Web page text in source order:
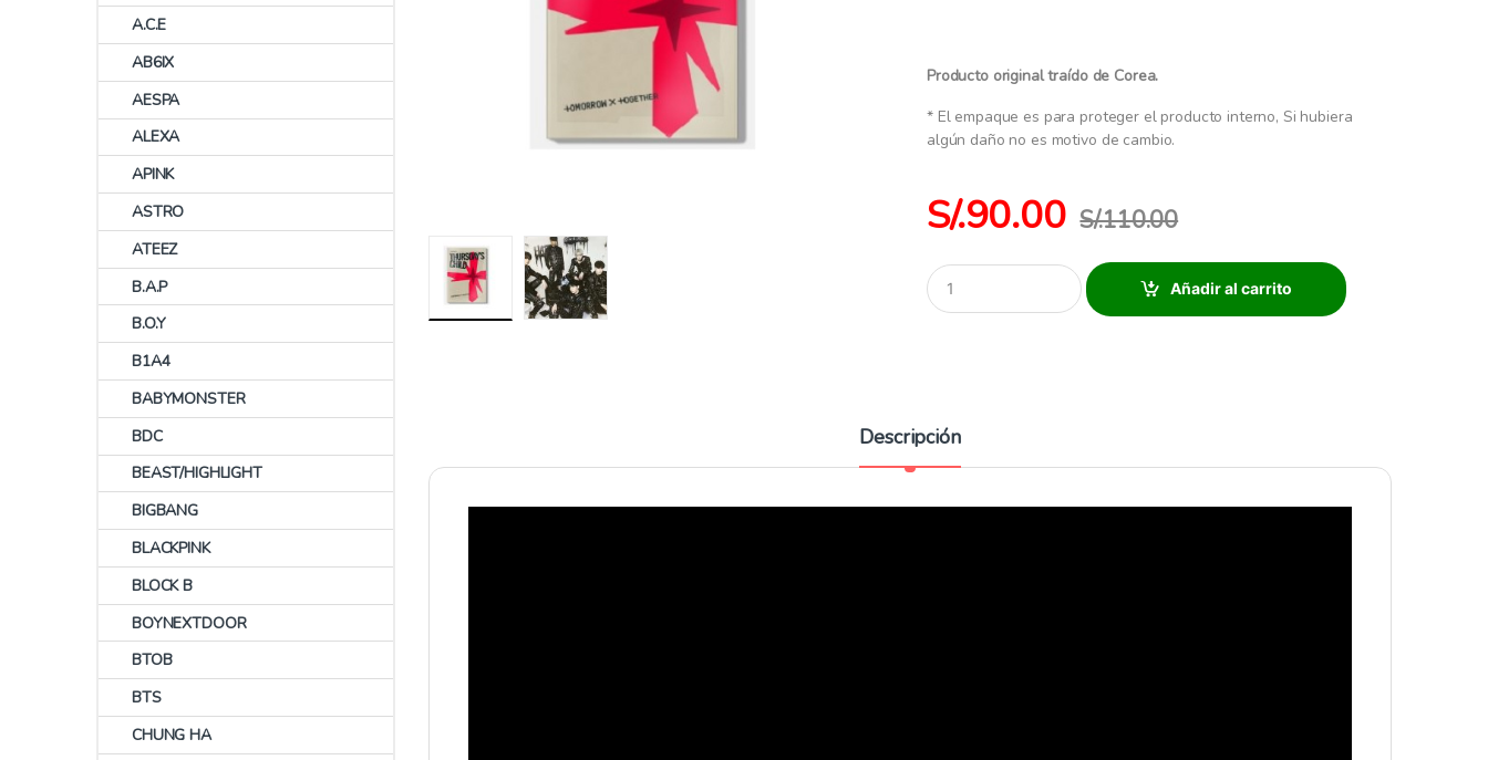
Producto original traído de Corea.
* El empaque es para proteger el producto interno, Si hubiera
algún daño no es motivo de cambio.
S/.90.00 S/.110.00
C
a
n
:
Añadir al carrito
Descripción
A.C.E
AB6IX
AESPA
ALEXA
APINK
ASTRO
ATEEZ
B.A.P
B.O.Y
B1A4
BABYMONSTER
BDC
BEAST/HIGHLIGHT
BIGBANG
BLACKPINK
BLOCK B
BOYNEXTDOOR
BTOB
BTS
CHUNG HA